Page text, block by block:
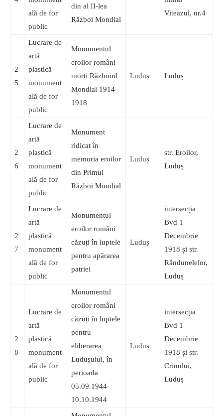
ală de for
public
din al II-lea
Război Mondial
Viteazul, nr.4
2
5
Lucrare de
artă
plastică
monument
ală de for
public
Monumentul
eroilor români
morți Războiul
Mondial 1914-
1918
Luduș Luduș
2
6
Lucrare de
artă
plastică
monument
ală de for
public
Monument
ridicat în
memoria eroilor
din Primul
Război Mondial
Luduș
str. Eroilor,
Luduș
2
7
Lucrare de
artă
plastică
monument
ală de for
public
Monumentul
eroilor români
căzuți în luptele
pentru apărarea
patriei
Luduș
intersecția
Bvd 1
Decembrie
1918 și str.
Rândunelelor,
Luduș
2
8
Lucrare de
artă
plastică
monument
ală de for
public
Monumentul
eroilor români
căzuți în luptele
pentru
eliberarea
Ludușului, în
perioada
05.09.1944-
10.10.1944
Luduș
intersecția
Bvd 1
Decembrie
1918 și str.
Crinului,
Luduș